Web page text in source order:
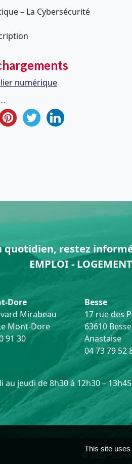
– La Cybersécurité
numérique
quotidien, restez
EMPLOI -
Dore
Mirabeau
Mont-Dore
91 30
Besse
17 rue des
63610
Anastaise
04 73 79 52
au jeudi de 8h30 à 12h30 –
© 2023 -
This site